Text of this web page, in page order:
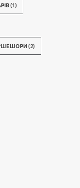
(1)
(2)